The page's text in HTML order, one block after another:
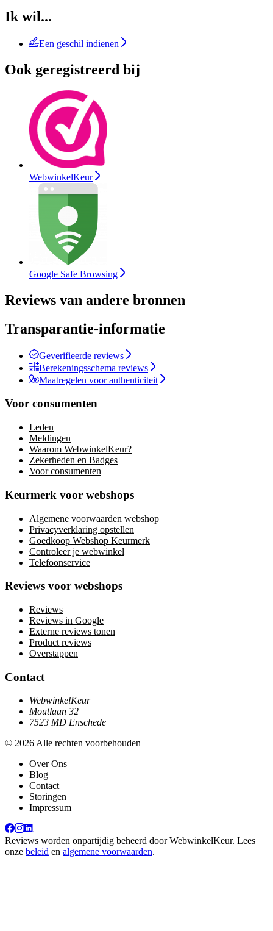
Ik wil...
Een geschil indienen
Ook geregistreerd bij
WebwinkelKeur
Google Safe Browsing
Reviews van andere bronnen
Transparantie-informatie
Geverifieerde reviews
Berekeningsschema reviews
Maatregelen voor authenticiteit
Voor consumenten
Leden
Meldingen
Waarom WebwinkelKeur?
Zekerheden en Badges
Voor consumenten
Keurmerk voor webshops
Algemene voorwaarden webshop
Privacyverklaring opstellen
Goedkoop Webshop Keurmerk
Controleer je webwinkel
Telefoonservice
Reviews voor webshops
Reviews
Reviews in Google
Externe reviews tonen
Product reviews
Overstappen
Contact
WebwinkelKeur
Moutlaan 32
7523 MD Enschede
© 2026 Alle rechten voorbehouden
Over Ons
Blog
Contact
Storingen
Impressum
Reviews worden onpartijdig beheerd doorWebwinkelKeur. Lees
onze beleid en algemene voorwaarden.